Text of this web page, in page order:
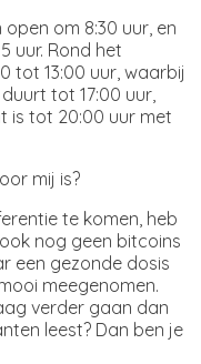
om 8:30 uur, en
uur. Rond het
tot 13:00 uur, waarbij
tot 17:00 uur,
is tot 20:00 uur met
mij is?
te komen, heb
nog geen bitcoins
een gezonde dosis
meegenomen.
verder gaan dan
leest? Dan ben je